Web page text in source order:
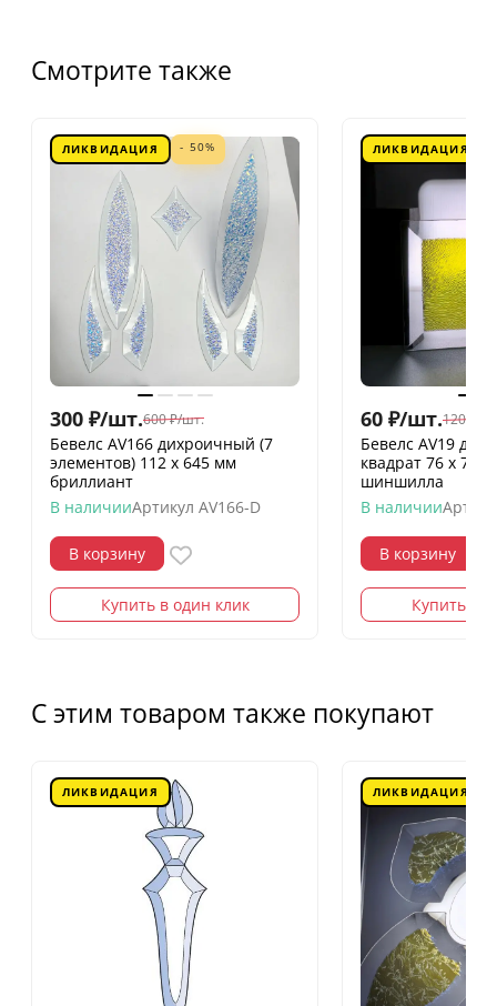
Смотрите также
ЛИКВИДАЦИЯ - 50%
300 ₽/шт.600 ₽/шт.
Бевелс AV166 дихроичный (7
элементов) 112 х 645 мм
бриллиант
В наличииАртикул AV166-D
В корзину
Купить в один клик
ЛИКВИДАЦИЯ
60 ₽/шт.120
Бевелс AV19
квадрат 76 х 76
шиншилла
В наличии
В корзину
Купить в
С этим товаром также покупают
ЛИКВИДАЦИЯ ЛИКВИДАЦИЯ